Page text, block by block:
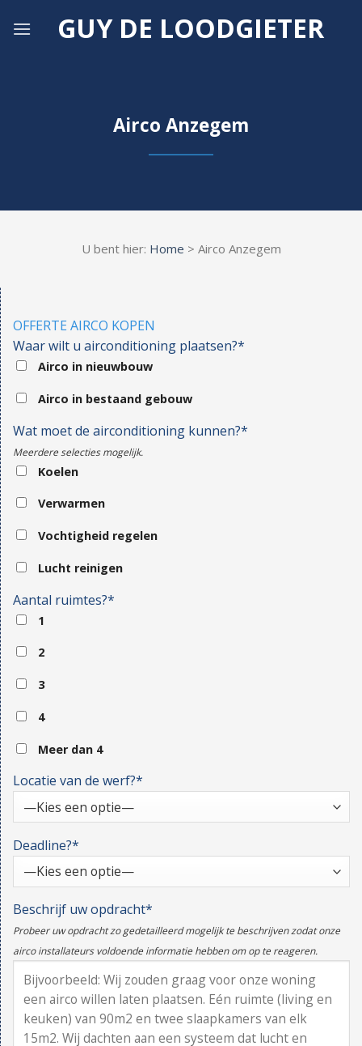
GUY DE LOODGIETER
Airco Anzegem
U bent hier: Home > Airco Anzegem
OFFERTE AIRCO KOPEN
Waar wilt u airconditioning plaatsen?*
Airco in nieuwbouw
Airco in bestaand gebouw
Wat moet de airconditioning kunnen?*
Meerdere selecties mogelijk.
Koelen
Verwarmen
Vochtigheid regelen
Lucht reinigen
Aantal ruimtes?*
1
2
3
4
Meer dan 4
Locatie van de werf?*
Deadline?*
Beschrijf uw opdracht*
Probeer uw opdracht zo gedetailleerd mogelijk te beschrijven zodat onze
airco installateurs voldoende informatie hebben om op te reageren.